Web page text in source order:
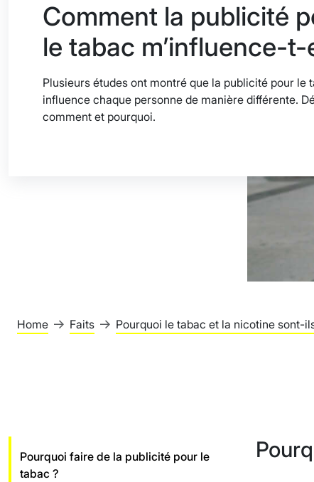
spécialistes
À propos de nous
Comment la publicité
le tabac m’influence-t-
Plusieurs études ont montré que la publicité pour le
influence chaque personne de manière différente.
comment et pourquoi.
Home Faits Pourquoi le tabac et la nicotine sont-
Pourquoi faire de la publicité pour le
tabac ?